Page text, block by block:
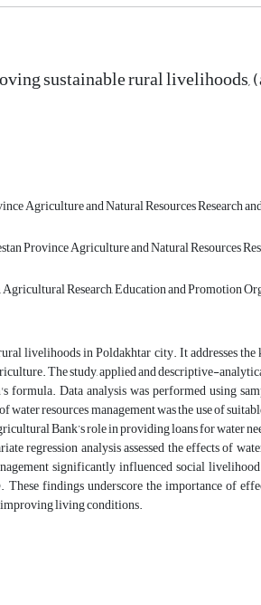
sustainable rural livelihoods,
Agriculture and Natural Resources Research
Province Agriculture and Natural Resources
Research, Education and Promotion
livelihoods in Poldakhtar city. It addresses
The study, applied and descriptive-
formula. Data analysis was performed using
resources management was the use of
Bank’s role in providing loans for water
regression analysis assessed the effects of
significantly influenced social
findings underscore the importance of
improving living conditions.